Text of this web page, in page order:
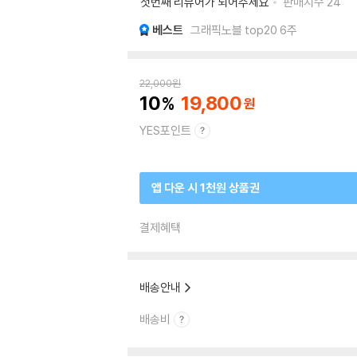
베스트 그래픽노블 top20 6주
22,000원
10 19,800
YES포인트
앱 다운 시 1천원 상품권
결제혜택
배송안내
배송비